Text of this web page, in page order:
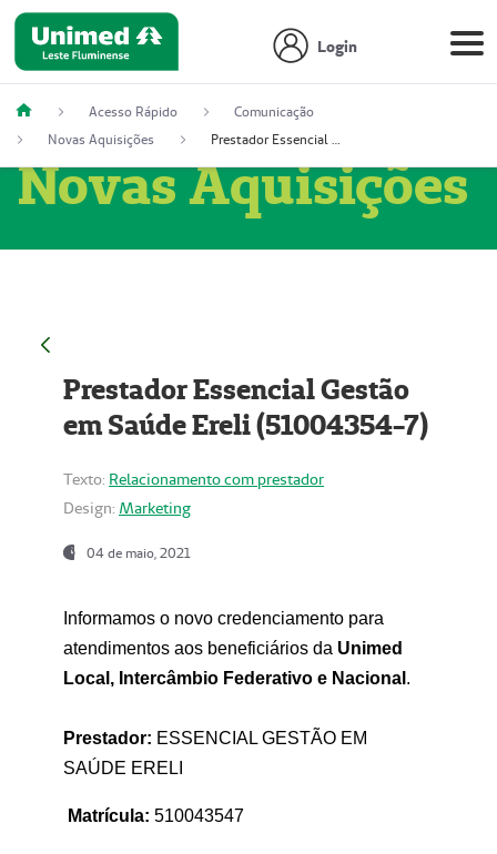
Login
Acesso Rápido
Comunicação
Novas Aquisições
Prestador Essencial Gestão em Saúde Ereli (51004354-7)
Novas Aquisições
Prestador Essencial Gestão
em Saúde Ereli (51004354-7)
Texto: Relacionamento com prestador
Design: Marketing
04 de maio, 2021
Informamos o novo credenciamento para
atendimentos aos beneficiários da Unimed
Local, Intercâmbio Federativo e Nacional .
Prestador: ESSENCIAL GESTÃO EM
SAÚDE ERELI
Matrícula: 510043547